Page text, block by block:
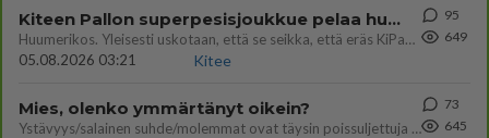
Kiteen Pallon superpesisjoukkue pelaa huumeiden vaikutuksen alaisena
Huumerikos. Yleisesti uskotaan, että se seikka, että eräs KiPan pelaaja kärähtää huumeista, on vain jäävuoren huippu. M
05.08.2026 03:21
Kitee
95
649
Mies, olenko ymmärtänyt oikein?
Ystävyys/salainen suhde/molemmat ovat täysin poissuljettuja asioita? Nainen
73
645